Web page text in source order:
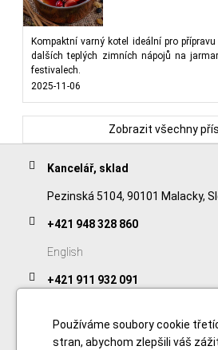
Kompaktní varný kotel ideální pro
dalších teplých zimních nápojů na
festivalech.
2025-11-06
Zobrazit všechny
Kancelář, sklad
Pezinská 5104, 90101 Malacky,
+421 948 328 860
English
+421 911 932 091
Používáme soubory cookie
stran, abychom zlepšili váš